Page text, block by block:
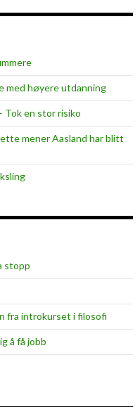
med høyere utdanning
Tok en stor risiko
mener Aasland har blitt
stopp
fra introkurset i filosofi
å få jobb